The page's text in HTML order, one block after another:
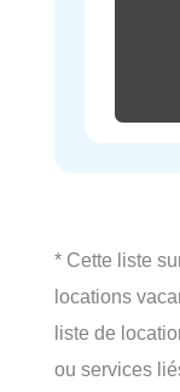
* Cette liste
locations
liste de
ou services